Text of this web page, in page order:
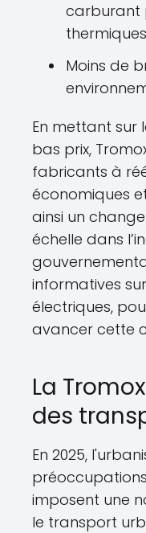
carburant
Moins de
En mettant sur
bas prix,
fabricants à
économiques
ainsi un
échelle dans
informatives
électriques,
avancer cette
La
des
En 2025,
imposent une
le transport